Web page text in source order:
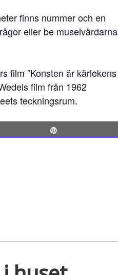
finns nummer och en
eller be museivärdarna
film ”Konsten är kärlekens
film från 1962
teckningsrum.